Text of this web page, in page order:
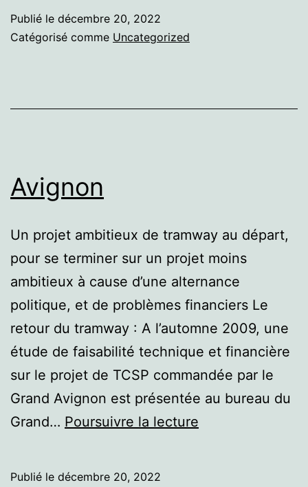
Publié le décembre 20, 2022
Catégorisé comme Uncategorized
Avignon
Un projet ambitieux de tramway au départ,
pour se terminer sur un projet moins
ambitieux à cause d’une alternance
politique, et de problèmes financiers Le
retour du tramway : A l’automne 2009, une
étude de faisabilité technique et financière
sur le projet de TCSP commandée par le
Grand Avignon est présentée au bureau du
Grand… Poursuivre la lecture
Publié le décembre 20, 2022